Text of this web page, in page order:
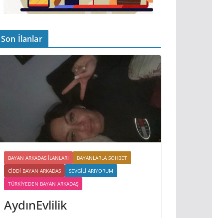
Son İlanlar
BAYAN ARKADAS ILANLARI
BAYANLARLA SOHBET
CIDDI BAYAN ARKADAS
SEVGILI ARIYORUM
TÜRKIYEDEN BAYAN ARKADAŞ
AydınEvlilik